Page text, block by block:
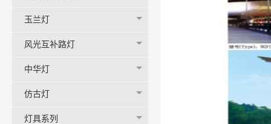
玉兰灯
风光互补路灯
中华灯
仿古灯
灯具系列